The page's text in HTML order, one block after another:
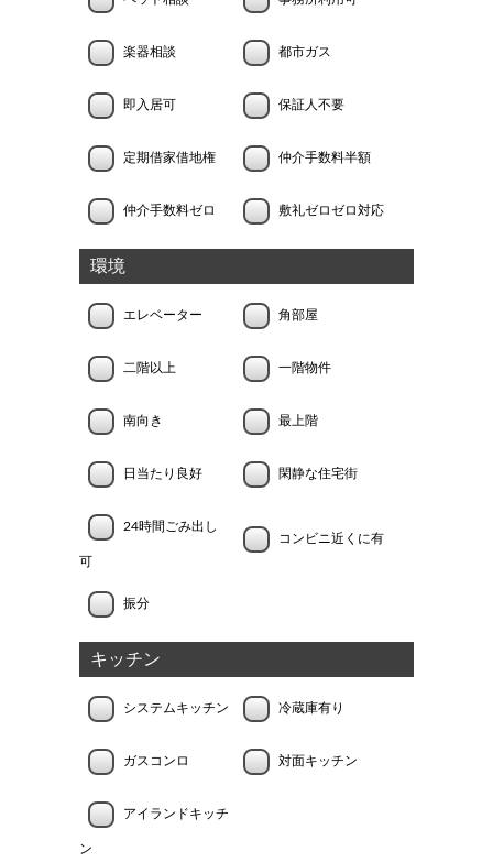
楽器相談 都市ガス
即入居可 保証人不要
定期借家借地権 仲介手数料半額
仲介手数料ゼロ 敷礼ゼロゼロ対応
環境
エレベーター 角部屋
二階以上 一階物件
南向き 最上階
日当たり良好 閑静な住宅街
24時間ごみ出し
可
コンビニ近くに有
振分
キッチン
システムキッチン 冷蔵庫有り
ガスコンロ 対面キッチン
アイランドキッチ
ン